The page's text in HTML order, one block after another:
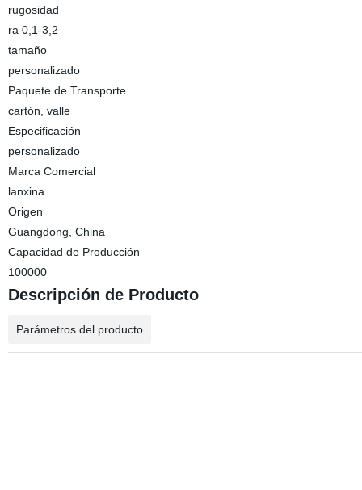
rugosidad
ra 0,1-3,2
tamaño
personalizado
Paquete de Transporte
cartón, valle
Especificación
personalizado
Marca Comercial
lanxina
Origen
Guangdong, China
Capacidad de Producción
100000
Descripción de Producto
Parámetros del producto